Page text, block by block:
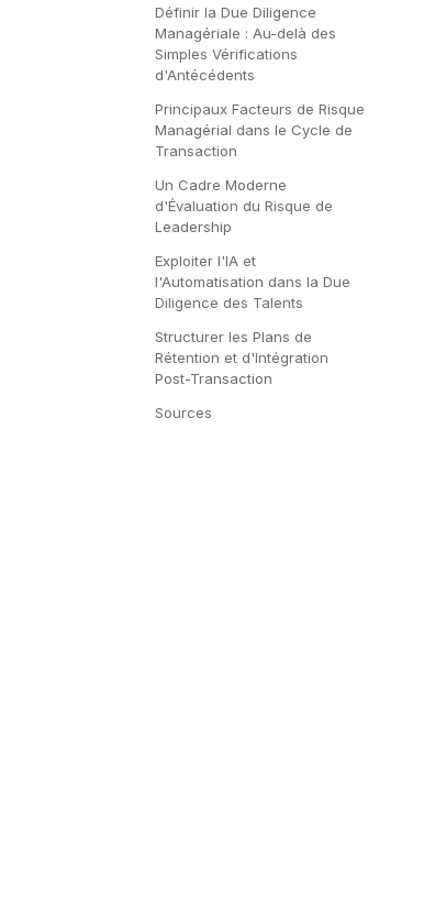
Définir la Due Diligence
Managériale : Au-delà des
Simples Vérifications
d'Antécédents
Principaux Facteurs de Risque
Managérial dans le Cycle de
Transaction
Un Cadre Moderne
d'Évaluation du Risque de
Leadership
Exploiter l'IA et
l'Automatisation dans la Due
Diligence des Talents
Structurer les Plans de
Rétention et d'Intégration
Post-Transaction
Sources